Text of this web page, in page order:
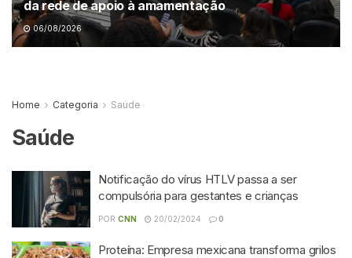
da rede de apoio à amamentação
06/08/2026
Home Categoria Saúde
Saúde
Notificação do vírus HTLV passa a ser
compulsória para gestantes e crianças
POR CNN 20/02/2024 0
Proteína: Empresa mexicana transforma grilos